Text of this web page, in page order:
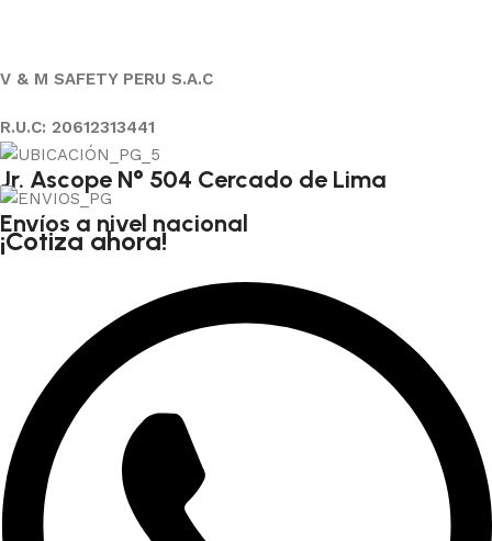
V & M SAFETY PERU S.A.C
R.U.C: 20612313441
Jr. Ascope N° 504 Cercado de Lima
Envíos a nivel nacional
¡Cotiza ahora!